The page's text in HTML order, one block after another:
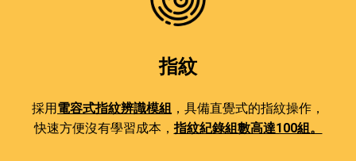
指紋
採用電容式指紋辨識模組 ，具備直覺式的指紋操作，
快速方便沒有學習成本，指紋紀錄組數高達100組。